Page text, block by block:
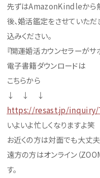
先ずはAmazonKindleから
後、婚活鑑定をさせていた
込みください。
『開運婚活カウンセラーがサ
電子書籍ダウンロードは
こちらから
↓ ↓ ↓
https://resast.jp/inquiry/
いよいよ忙しくなりますよ笑
お近くの方は対面でも大丈夫
遠方の方はオンライン（
す。